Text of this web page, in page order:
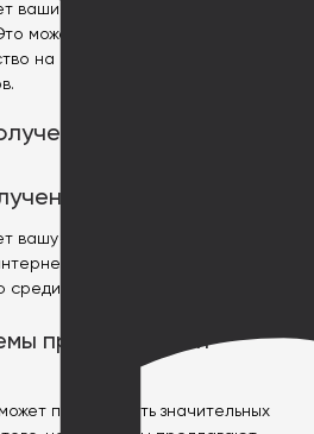
ваши навыки и знания в
может усилить ваше
на рынке труда и помочь
сертификации
сертификата
вашу квалификацию и
маркетинга. Это может
клиентов и работодателей.
при получении
потребовать значительных